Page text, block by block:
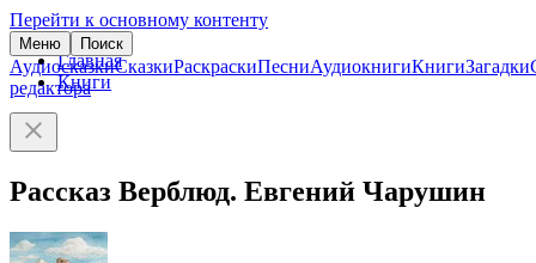
Перейти к основному контенту
Меню Поиск
АудиосказкиСказкиРаскраскиПесниАудиокнигиКнигиЗагадки
редактора
Главная
Книги
Рассказ Верблюд. Евгений Чарушин